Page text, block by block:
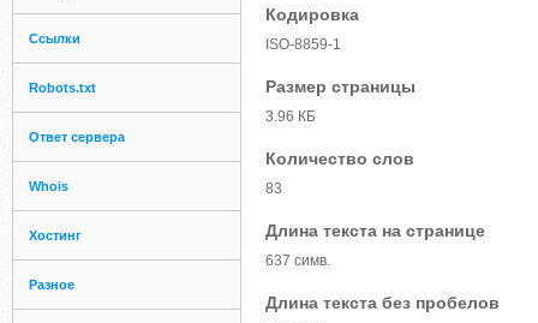
Ссылки
Robots.txt
Ответ сервера
Whois
Хостинг
Разное
Кодировка
ISO-8859-1
Размер страницы
3.96 КБ
Количество слов
83
Длина текста на странице
637 симв.
Длина текста без пробелов